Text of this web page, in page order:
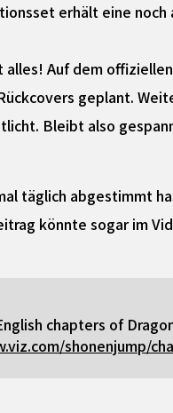
erhält eine
alles! Auf dem
geplant.
Bleibt also
täglich abgestimmt
könnte sogar im
chapters of
shonenjump/